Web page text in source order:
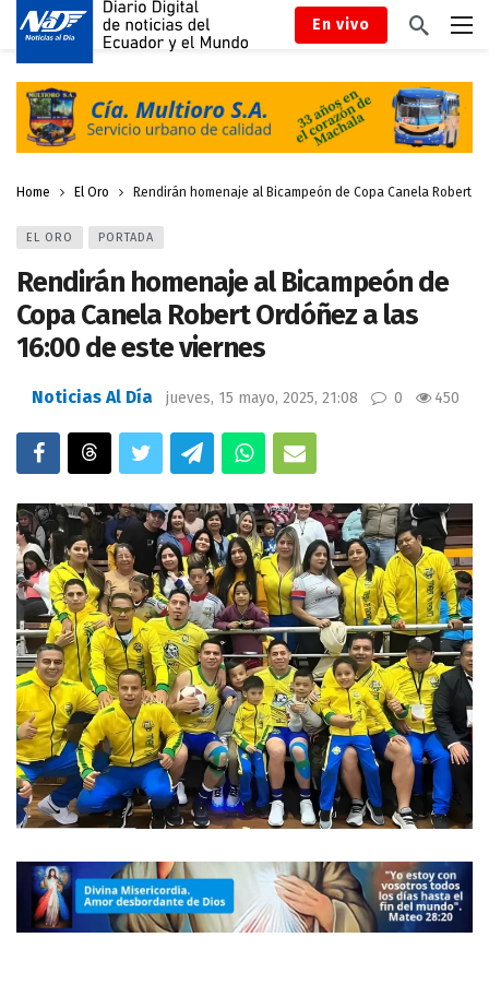
En vivo
Home El Oro Rendirán homenaje al Bicampeón de Copa Canela Robert
EL ORO PORTADA
Rendirán homenaje al Bicampeón de
Copa Canela Robert Ordóñez a las
16:00 de este viernes
Noticias Al Día jueves, 15 mayo, 2025, 21:08 0 450